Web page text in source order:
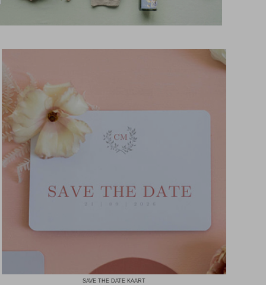
SAVE THE DATE KAART